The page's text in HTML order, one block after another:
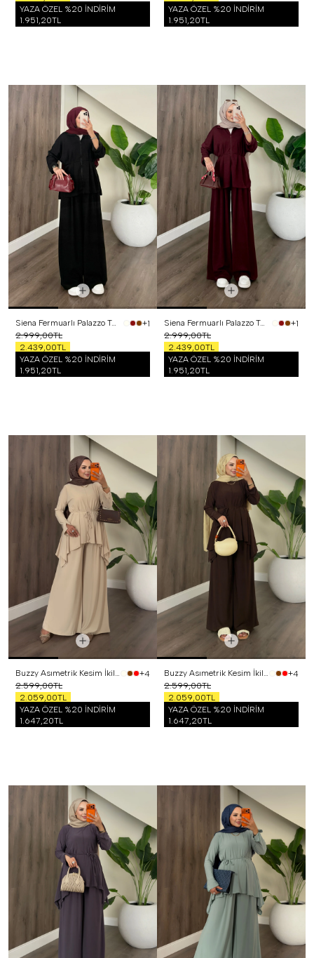
YAZA ÖZEL %20 İNDİRİM
1.951,20TL
YAZA ÖZEL %20 İNDİRİM
1.951,20TL
Siena Fermuarlı Palazzo Takım Siyah
+1
2.999,00TL
2.439,00TL
YAZA ÖZEL %20 İNDİRİM
1.951,20TL
Siena Fermuarlı Palazzo Takım Bordo
+1
2.999,00TL
2.439,00TL
YAZA ÖZEL %20 İNDİRİM
1.951,20TL
Buzzy Asımetrik Kesim İkili Takım Bej
+4
2.599,00TL
2.059,00TL
YAZA ÖZEL %20 İNDİRİM
1.647,20TL
Buzzy Asımetrik Kesim İkili Takım Kahverengi
+4
2.599,00TL
2.059,00TL
YAZA ÖZEL %20 İNDİRİM
1.647,20TL